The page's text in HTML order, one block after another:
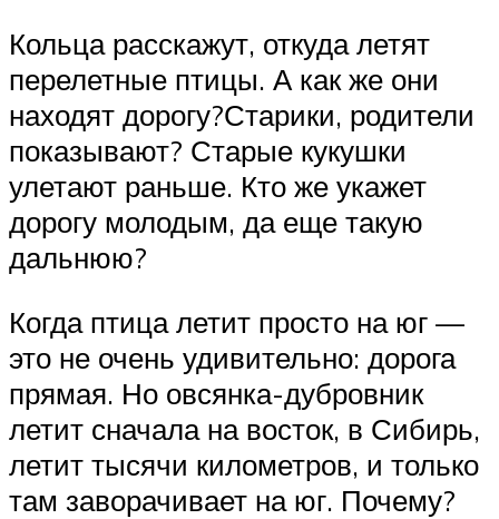
Кольца расскажут, откуда летят
перелетные птицы. А как же они
находят дорогу?Старики, родители
показывают? Старые кукушки
улетают раньше. Кто же укажет
дорогу молодым, да еще такую
дальнюю?
Когда птица летит просто на юг —
это не очень удивительно: дорога
прямая. Но овсянка-дубровник
летит сначала на восток, в Сибирь,
летит тысячи километров, и только
там заворачивает на юг. Почему?